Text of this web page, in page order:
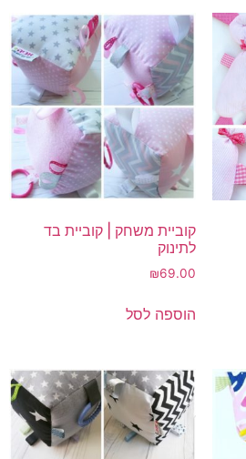
קוביית משחק | קוביית בד
לתינוק
₪69.00
הוספה לסל